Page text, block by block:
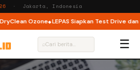
· Jakarta, Indonesia
Ozone LEPAS Siapkan Test Drive dan
⌕ ☰